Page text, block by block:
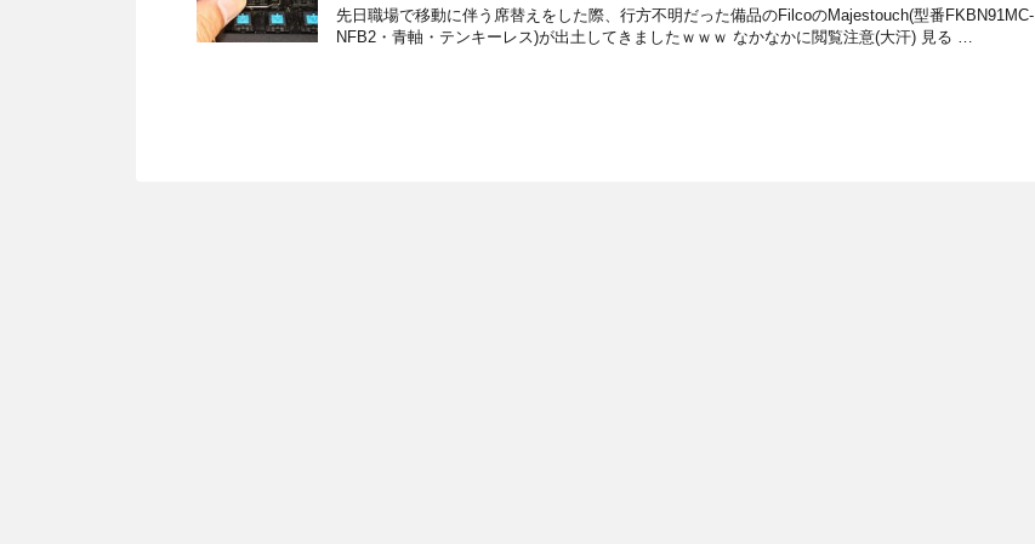
先日職場で移動に伴う席替えをした際、行方不明だった備品のFilcoのMajestouch(型番FKBN91MC-
NFB2・青軸・テンキーレス)が出土してきましたｗｗｗ なかなかに閲覧注意(大汗) 見る …